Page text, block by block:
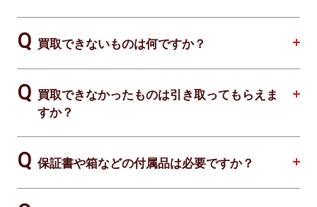
買取できないものは何ですか？
買取できなかったものは引き取ってもらえま
すか？
保証書や箱などの付属品は必要ですか？